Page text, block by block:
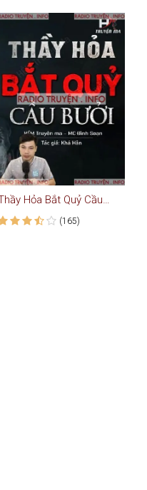
Thầy Hỏa Bắt Quỷ Cầu Thị Bưởi
(165)